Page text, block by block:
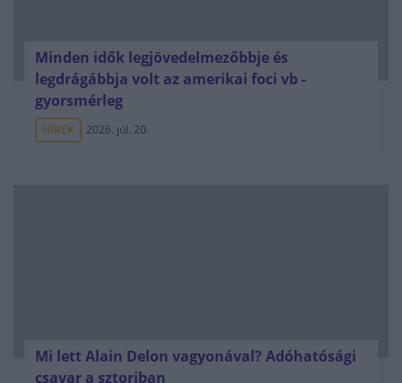
Minden idők legjövedelmezőbbje és
legdrágábbja volt az amerikai foci vb -
gyorsmérleg
HÍREK 2026. júl. 20.
Mi lett Alain Delon vagyonával? Adóhatósági
csavar a sztoriban